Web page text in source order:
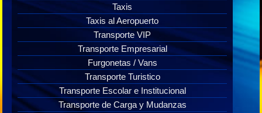
Taxis
Taxis al Aeropuerto
Transporte VIP
Transporte Empresarial
Furgonetas / Vans
Transporte Turistico
Transporte Escolar e Institucional
Transporte de Carga y Mudanzas